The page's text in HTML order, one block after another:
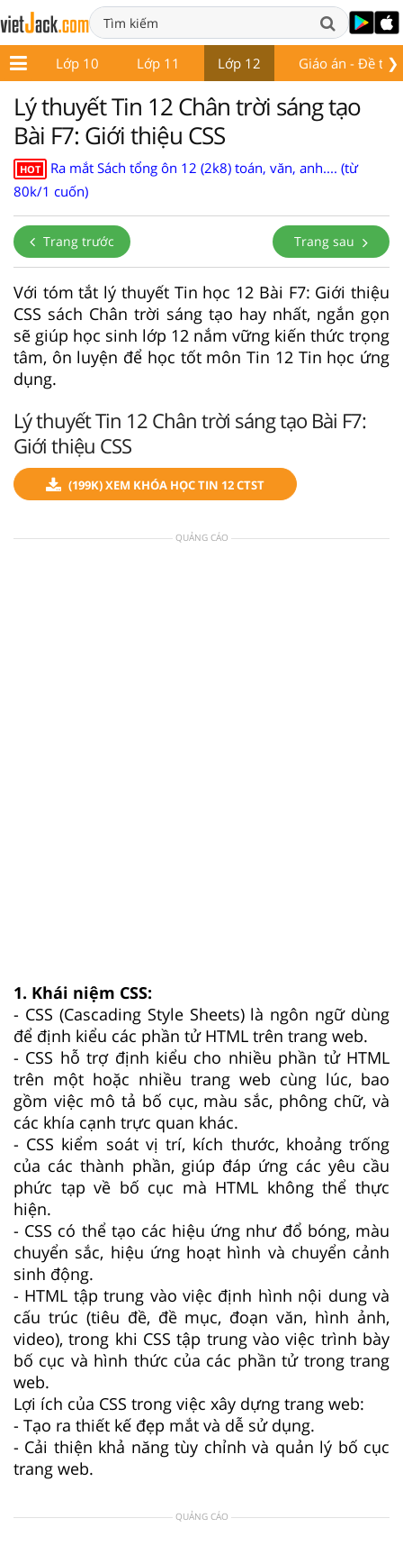
❯
9 Lớp 10 Lớp 11 Lớp 12 Giáo án - Đề thi
Lý thuyết Tin 12 Chân trời sáng tạo
Bài F7: Giới thiệu CSS
HOT
Ra mắt Sách tổng ôn 12 (2k8) toán, văn, anh.... (từ
80k/1 cuốn)
Trang trước Trang sau
Với tóm tắt lý thuyết Tin học 12 Bài F7: Giới thiệu
CSS sách Chân trời sáng tạo hay nhất, ngắn gọn
sẽ giúp học sinh lớp 12 nắm vững kiến thức trọng
tâm, ôn luyện để học tốt môn Tin 12 Tin học ứng
dụng.
Lý thuyết Tin 12 Chân trời sáng tạo Bài F7:
Giới thiệu CSS
(199K) XEM KHÓA HỌC TIN 12 CTST
QUẢNG CÁO
1. Khái niệm CSS:
- CSS (Cascading Style Sheets) là ngôn ngữ dùng
để định kiểu các phần tử HTML trên trang web.
- CSS hỗ trợ định kiểu cho nhiều phần tử HTML
trên một hoặc nhiều trang web cùng lúc, bao
gồm việc mô tả bố cục, màu sắc, phông chữ, và
các khía cạnh trực quan khác.
- CSS kiểm soát vị trí, kích thước, khoảng trống
của các thành phần, giúp đáp ứng các yêu cầu
phức tạp về bố cục mà HTML không thể thực
hiện.
- CSS có thể tạo các hiệu ứng như đổ bóng, màu
chuyển sắc, hiệu ứng hoạt hình và chuyển cảnh
sinh động.
- HTML tập trung vào việc định hình nội dung và
cấu trúc (tiêu đề, đề mục, đoạn văn, hình ảnh,
video), trong khi CSS tập trung vào việc trình bày
bố cục và hình thức của các phần tử trong trang
web.
Lợi ích của CSS trong việc xây dựng trang web:
- Tạo ra thiết kế đẹp mắt và dễ sử dụng.
- Cải thiện khả năng tùy chỉnh và quản lý bố cục
trang web.
QUẢNG CÁO